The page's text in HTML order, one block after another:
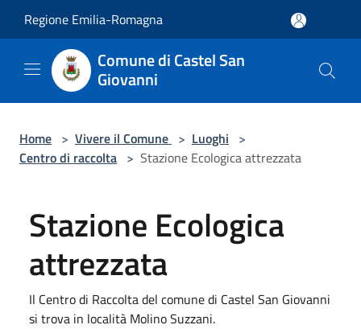
Regione Emilia-Romagna
Comune di Castel San
Giovanni
Home > Vivere il Comune > Luoghi >
Centro di raccolta > Stazione Ecologica attrezzata
Stazione Ecologica
attrezzata
Il Centro di Raccolta del comune di Castel San Giovanni
si trova in località Molino Suzzani.